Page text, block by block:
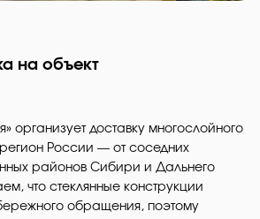
на объект
организует доставку многослойного
России — от соседних
районов Сибири и Дальнего
что стеклянные конструкции
обращения, поэтому